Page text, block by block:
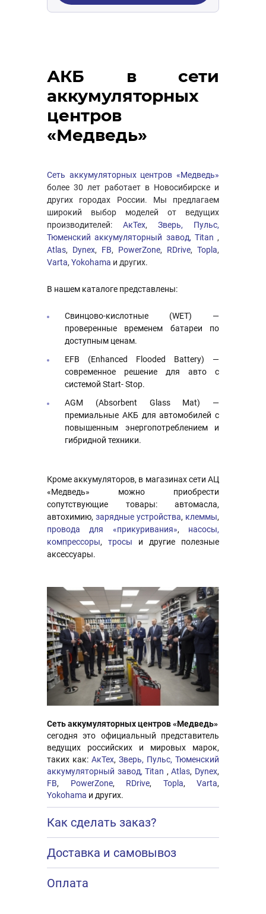
АКБ в сети
аккумуляторных
центров
«Медведь»
Сеть аккумуляторных центров «Медведь»
более 30 лет работает в Новосибирске и
других городах России. Мы предлагаем
широкий выбор моделей от ведущих
производителей: АкТех, Зверь, Пульс,
Тюменский аккумуляторный завод, Titan ,
Atlas, Dynex, FB, PowerZone, RDrive, Topla,
Varta, Yokohama и других.
В нашем каталоге представлены:
Свинцово-кислотные (WET) —
проверенные временем батареи по
доступным ценам.
EFB (Enhanced Flooded Battery) —
современное решение для авто с
системой Start- Stop.
AGM (Absorbent Glass Mat) —
премиальные АКБ для автомобилей с
повышенным энергопотреблением и
гибридной техники.
Кроме аккумуляторов, в магазинах сети АЦ
«Медведь» можно приобрести
сопутствующие товары: автомасла,
автохимию, зарядные устройства, клеммы,
провода для «прикуривания», насосы,
компрессоры, тросы и другие полезные
аксессуары.
Сеть аккумуляторных центров «Медведь»
сегодня это официальный представитель
ведущих российских и мировых марок,
таких как: АкТех, Зверь, Пульс, Тюменский
аккумуляторный завод,Titan ,Atlas, Dynex,
FB, PowerZone, RDrive, Topla, Varta,
Yokohama и других.
Как сделать заказ?
Доставка и самовывоз
Оплата